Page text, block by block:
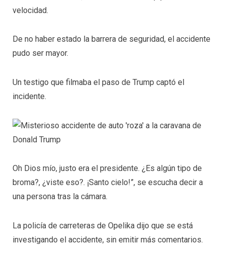
velocidad.
De no haber estado la barrera de seguridad, el accidente
pudo ser mayor.
Un testigo que filmaba el paso de Trump captó el
incidente.
Oh Dios mío, justo era el presidente. ¿Es algún tipo de
broma?, ¿viste eso?. ¡Santo cielo!”, se escucha decir a
una persona tras la cámara.
La policía de carreteras de Opelika dijo que se está
investigando el accidente, sin emitir más comentarios.